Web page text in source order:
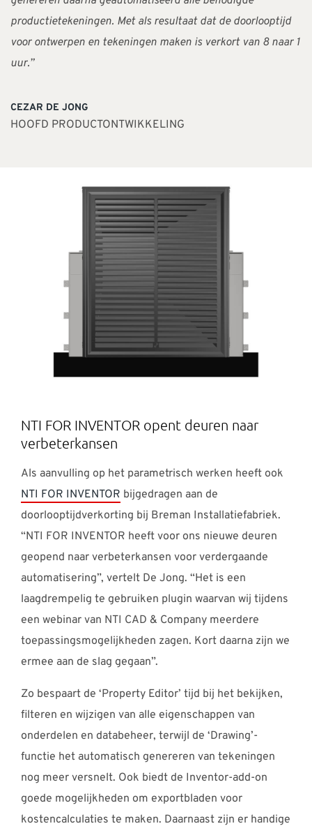
productietekeningen. Met als resultaat dat de doorlooptijd
voor ontwerpen en tekeningen maken is verkort van 8 naar 1
uur.”
CEZAR DE JONG
HOOFD PRODUCTONTWIKKELING
NTI FOR INVENTOR opent deuren naar
verbeterkansen
Als aanvulling op het parametrisch werken heeft ook
NTI FOR INVENTOR bijgedragen aan de
doorlooptijdverkorting bij Breman Installatiefabriek.
“NTI FOR INVENTOR heeft voor ons nieuwe deuren
geopend naar verbeterkansen voor verdergaande
automatisering”, vertelt De Jong. “Het is een
laagdrempelig te gebruiken plugin waarvan wij tijdens
een webinar van NTI CAD & Company meerdere
toepassingsmogelijkheden zagen. Kort daarna zijn we
ermee aan de slag gegaan”.
Zo bespaart de ‘Property Editor’ tijd bij het bekijken,
filteren en wijzigen van alle eigenschappen van
onderdelen en databeheer, terwijl de ‘Drawing’-
functie het automatisch genereren van tekeningen
nog meer versnelt. Ook biedt de Inventor-add-on
goede mogelijkheden om exportbladen voor
kostencalculaties te maken. Daarnaast zijn er handige